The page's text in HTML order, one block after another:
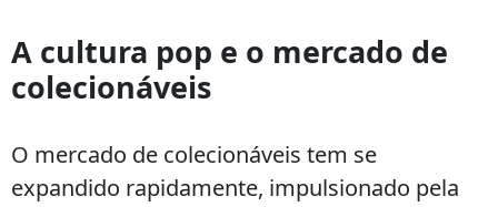
A cultura pop e o mercado de
colecionáveis
O mercado de colecionáveis tem se
expandido rapidamente, impulsionado pela